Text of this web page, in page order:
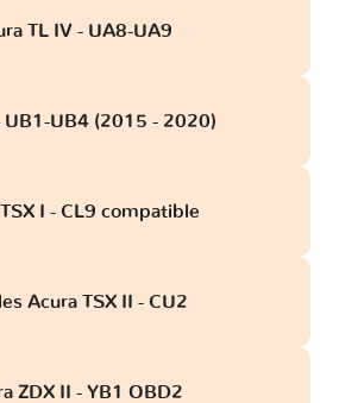
TL IV - UA8-UA9
UB1-UB4 (2015 - 2020)
I - CL9 compatible
Acura TSX II - CU2
ZDX II - YB1 OBD2